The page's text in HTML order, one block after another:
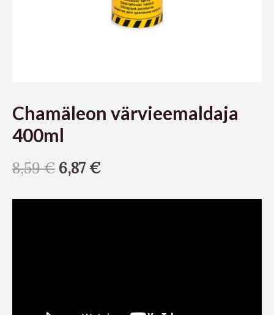
Chamäleon värvieemaldaja
400ml
8,59€ 6,87€